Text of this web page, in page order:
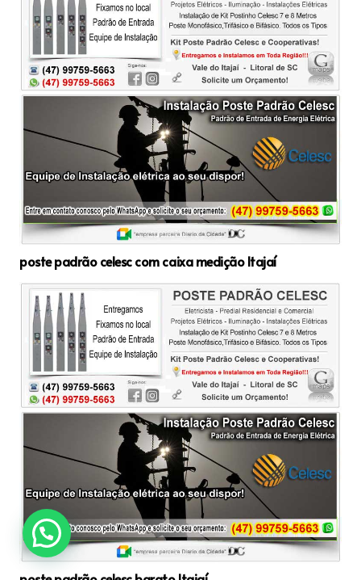
poste padrão celesc com caixa medição Itajaí